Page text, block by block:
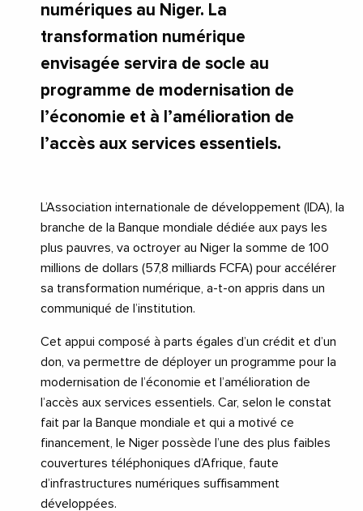
numériques au Niger. La
transformation numérique
envisagée servira de socle au
programme de modernisation de
l’économie et à l’amélioration de
l’accès aux services essentiels.
L’Association internationale de développement (IDA), la
branche de la Banque mondiale dédiée aux pays les
plus pauvres, va octroyer au Niger la somme de 100
millions de dollars (57,8 milliards FCFA) pour accélérer
sa transformation numérique, a-t-on appris dans un
communiqué de l’institution.
Cet appui composé à parts égales d’un crédit et d’un
don, va permettre de déployer un programme pour la
modernisation de l’économie et l’amélioration de
l’accès aux services essentiels. Car, selon le constat
fait par la Banque mondiale et qui a motivé ce
financement, le Niger possède l’une des plus faibles
couvertures téléphoniques d’Afrique, faute
d’infrastructures numériques suffisamment
développées.